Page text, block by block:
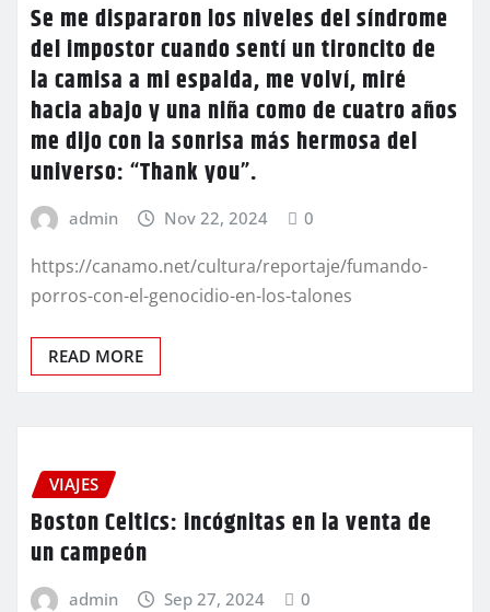
Se me dispararon los niveles del síndrome
del impostor cuando sentí un tironcito de
la camisa a mi espalda, me volví, miré
hacia abajo y una niña como de cuatro años
me dijo con la sonrisa más hermosa del
universo: “Thank you”.
admin Nov 22, 2024 0
https://canamo.net/cultura/reportaje/fumando-
porros-con-el-genocidio-en-los-talones
READ MORE
VIAJES
Boston Celtics: incógnitas en la venta de
un campeón
admin Sep 27, 2024 0